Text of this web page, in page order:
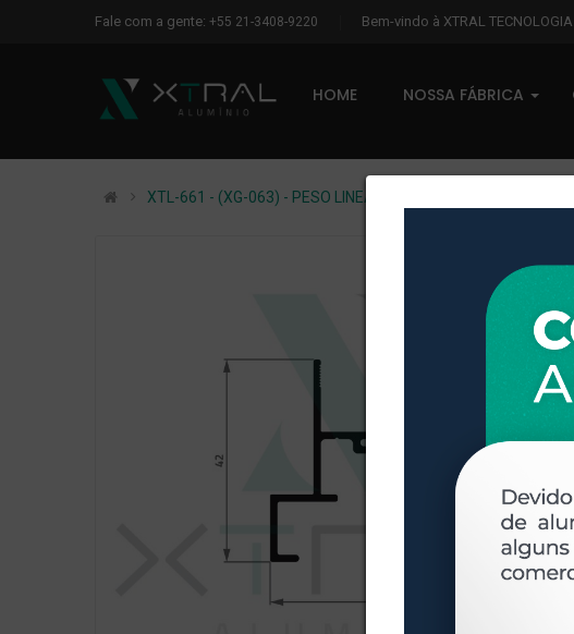
Fale com a gente: +55 21-3408-9220 Bem-vindo à XTRAL
HOME NOSSA FÁBRICA
XTL-661 - (XG-063) - PESO LINEAR: 0,549kg/m